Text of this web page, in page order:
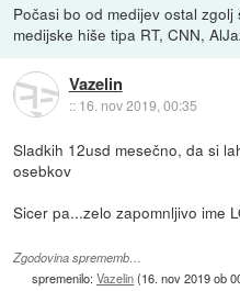
Počasi bo od medijev ostal
medijske hiše tipa RT, CNN,
Vazelin
:: 16. nov 2019, 00:35
Sladkih 12usd mesečno, da si
osebkov
Sicer pa...zelo zapomnljivo ime
Zgodovina sprememb…
spremenilo:Vazelin(16. nov 2019 ob